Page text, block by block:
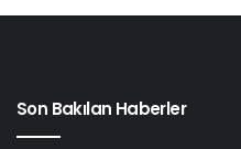
LENİN, BOYKOT ve
Son Bakılan Haberler